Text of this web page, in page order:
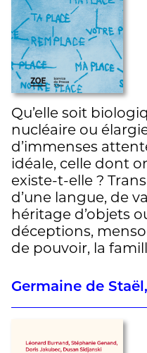
Qu’elle soit
nucléaire ou
d’immenses
idéale, celle dont
existe-t-elle ?
d’une langue, de
héritage d’objets
déceptions,
de pouvoir, la
Germaine de